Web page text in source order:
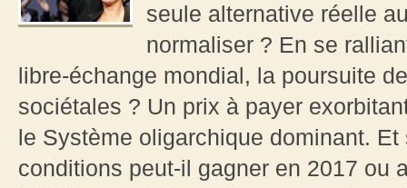
seule alternative réelle
normaliser ? En se
libre-échange mondial, la poursuite
sociétales ? Un prix à payer
le Système oligarchique dominant.
conditions peut-il gagner en 2017 ou